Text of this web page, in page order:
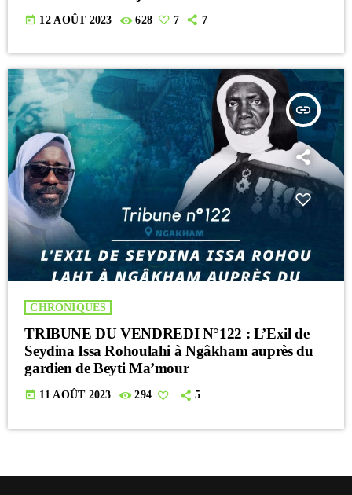
today 12 AOÛT 2023 628 7 7
insert_link
CHRONIQUES
TRIBUNE DU VENDREDI N°122 : L’Exil de
Seydina Issa Rohoulahi à Ngâkham auprès du
gardien de Beyti Ma’mour
today 11 AOÛT 2023 294 5